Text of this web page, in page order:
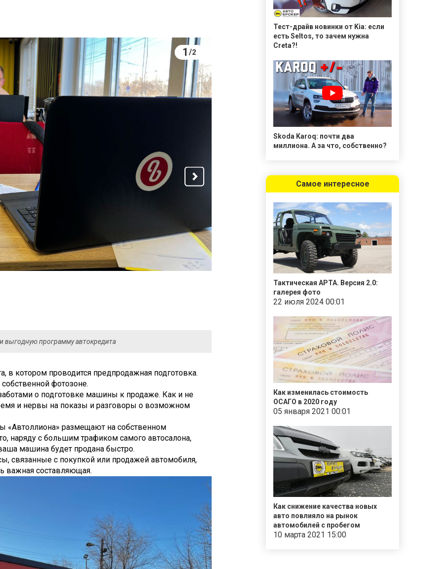
1 /2
выгодную программу автокредита
в котором проводится предпродажная подготовка.
фотозоне.
о подготовке машины к продаже. Как и не
и нервы на показы и разговоры о возможном
«Автоллиона» размещают на собственном
наряду с большим трафиком самого автосалона,
машина будет продана быстро.
связанные с покупкой или продажей автомобиля,
важная составляющая.
Тест-драйв новинки от Kia: если
есть Seltos, то зачем нужна
Creta?!
Skoda Karoq: почти два
миллиона. А за что, собственно?
Самое интересное
Тактическая АРТА. Версия 2.0:
галерея фото
22 июля 2024 00:01
Как изменилась стоимость
ОСАГО в 2020 году
05 января 2021 00:01
Как снижение качества новых
авто повлияло на рынок
автомобилей с пробегом
10 марта 2021 15:00